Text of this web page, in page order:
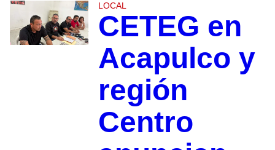
LOCAL
CETEG en
Acapulco y
región
Centro